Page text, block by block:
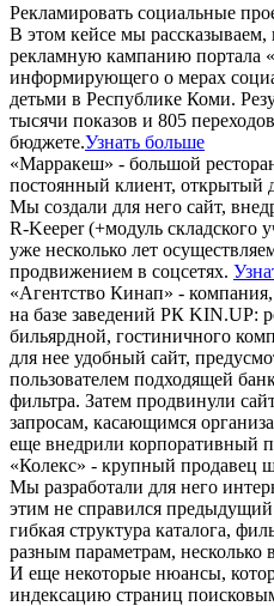
Рекламировать социальные
В этом кейсе мы
рекламную кампанию портала
информирующего о мерах
детьми в Республике Коми.
тысячи показов и 805
бюджете.Узнать больше
«Марракеш» - большой
постоянный клиент, открытый
Мы создали для него сайт,
R-Keeper (+модуль складского
уже несколько лет
продвижением в соцсетях.
«Агентство Кинап» - компания,
на базе заведений РК KIN.UP:
бильярдной, гостиничного
для нее удобный сайт,
пользователем подходящей
фильтра. Затем продвинули
запросам, касающимся
еще внедрили корпоративный
«Колекс» - крупный продавец
Мы разработали для него
этим не справился
гибкая структура каталога,
разным параметрам, несколько
И еще некоторые нюансы,
индексацию страниц